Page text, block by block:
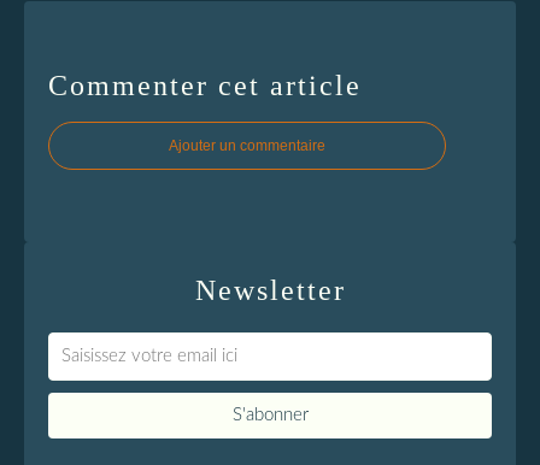
Commenter cet article
Ajouter un commentaire
Newsletter